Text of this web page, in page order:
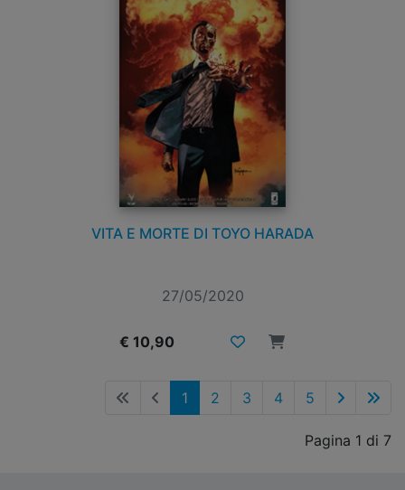
VITA E MORTE DI TOYO HARADA
27/05/2020
€ 10,90
1 2 3 4 5
Pagina 1 di 7